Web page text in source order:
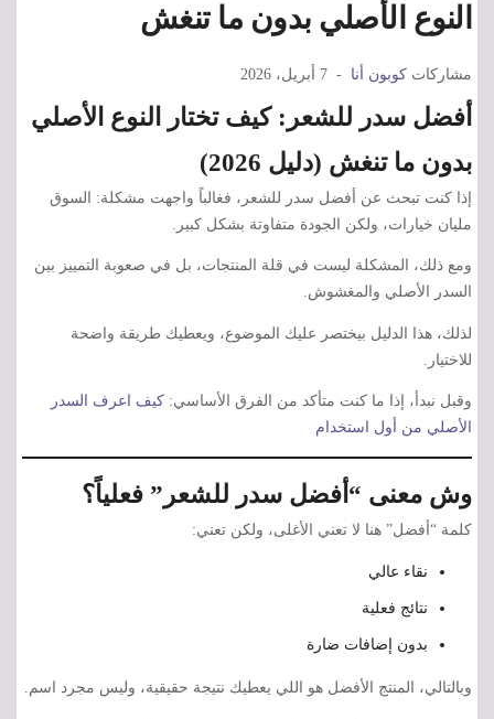
النوع الأصلي بدون ما تنغش
مشاركات كوبون أنا 7 أبريل، 2026
أفضل سدر للشعر: كيف تختار النوع الأصلي
بدون ما تنغش (دليل 2026)
إذا كنت تبحث عن أفضل سدر للشعر، فغالباً واجهت مشكلة: السوق
مليان خيارات، ولكن الجودة متفاوتة بشكل كبير.
ومع ذلك، المشكلة ليست في قلة المنتجات، بل في صعوبة التمييز بين
السدر الأصلي والمغشوش.
لذلك، هذا الدليل بيختصر عليك الموضوع، ويعطيك طريقة واضحة
للاختيار.
وقبل نبدأ، إذا ما كنت متأكد من الفرق الأساسي: كيف اعرف السدر
الأصلي من أول استخدام
وش معنى “أفضل سدر للشعر” فعلياً؟
كلمة “أفضل” هنا لا تعني الأغلى، ولكن تعني:
نقاء عالي
نتائج فعلية
بدون إضافات ضارة
وبالتالي، المنتج الأفضل هو اللي يعطيك نتيجة حقيقية، وليس مجرد اسم.